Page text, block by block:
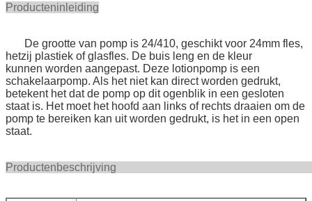
Producteninleiding
De grootte van pomp is 24/410, geschikt voor 24mm fles,
hetzij plastiek of glasfles. De buis leng en de kleur
kunnen worden aangepast. Deze lotionpomp is een
schakelaarpomp. Als het niet kan direct worden gedrukt,
betekent het dat de pomp op dit ogenblik in een gesloten
staat is. Het moet het hoofd aan links of rechts draaien om de
pomp te bereiken kan uit worden gedrukt, is het in een open
staat.